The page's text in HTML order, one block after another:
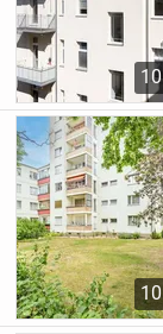
10
10